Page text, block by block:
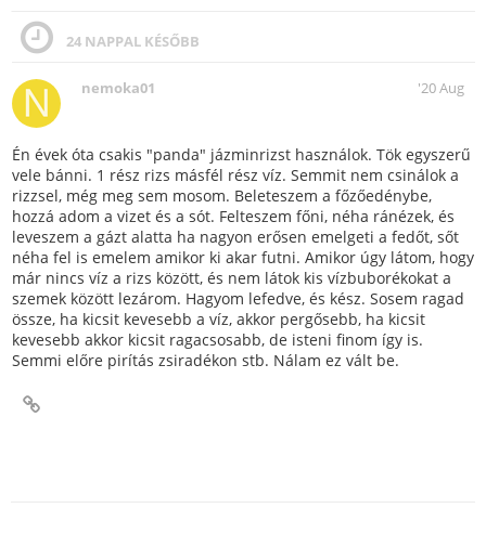
24 NAPPAL KÉSŐBB
nemoka01 '20 Aug
Én évek óta csakis "panda" jázminrizst használok. Tök egyszerű
vele bánni. 1 rész rizs másfél rész víz. Semmit nem csinálok a
rizzsel, még meg sem mosom. Beleteszem a főzőedénybe,
hozzá adom a vizet és a sót. Felteszem főni, néha ránézek, és
leveszem a gázt alatta ha nagyon erősen emelgeti a fedőt, sőt
néha fel is emelem amikor ki akar futni. Amikor úgy látom, hogy
már nincs víz a rizs között, és nem látok kis vízbuborékokat a
szemek között lezárom. Hagyom lefedve, és kész. Sosem ragad
össze, ha kicsit kevesebb a víz, akkor pergősebb, ha kicsit
kevesebb akkor kicsit ragacsosabb, de isteni finom így is.
Semmi előre pirítás zsiradékon stb. Nálam ez vált be.